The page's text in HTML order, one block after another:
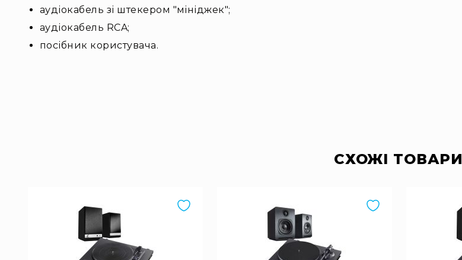
аудіокабель зі штекером "мініджек";
аудіокабель RCA;
посібник користувача.
CХОЖІ ТОВАРИ